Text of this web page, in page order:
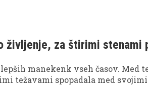
življenje, za štirimi stenami
manekenk vseh časov. Med
težavami spopadala med